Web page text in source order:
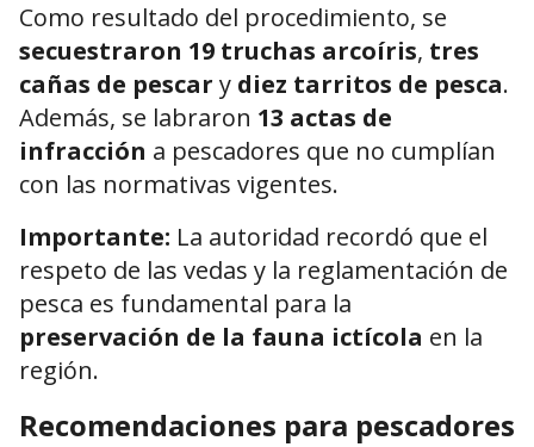
Como resultado del procedimiento, se
secuestraron 19 truchas arcoíris, tres
cañas de pescar y diez tarritos de pesca.
Además, se labraron 13 actas de
infracción a pescadores que no cumplían
con las normativas vigentes.
Importante: La autoridad recordó que el
respeto de las vedas y la reglamentación de
pesca es fundamental para la
preservación de la fauna ictícola en la
región.
Recomendaciones para pescadores